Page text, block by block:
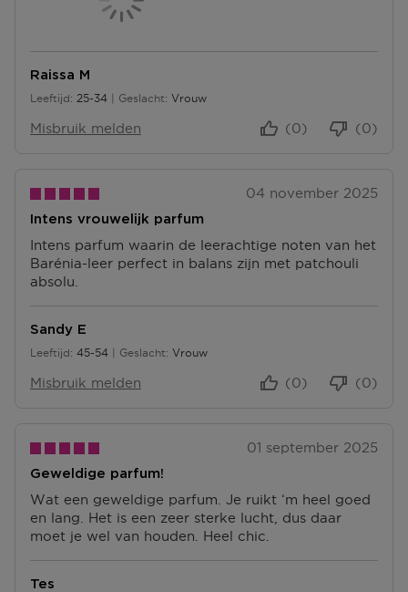
Raissa M
Leeftijd
25 tot 3425-34 Geslacht Vrouw
Misbruik melden (0)
(0)
04 november 2025
Intens vrouwelijk parfum
Intens parfum waarin de leerachtige noten van het
Barénia-leer perfect in balans zijn met patchouli
absolu.
Sandy E
Leeftijd
45 tot 5445-54 Geslacht Vrouw
Misbruik melden (0)
(0)
01 september 2025
Geweldige parfum!
Wat een geweldige parfum. Je ruikt ‘m heel goed
en lang. Het is een zeer sterke lucht, dus daar
moet je wel van houden. Heel chic.
Tes